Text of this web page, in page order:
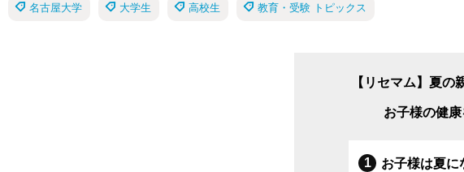
名古屋大学 大学生 高校生 教育・受験 トピックス
【リセマム】夏
お子様の健
お子様は夏に